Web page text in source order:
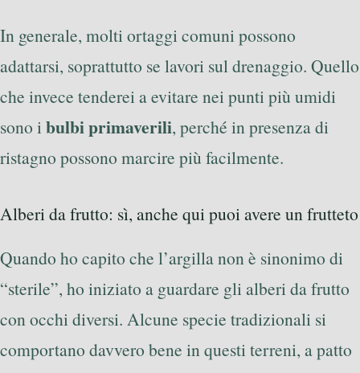
In generale, molti ortaggi comuni possono
adattarsi, soprattutto se lavori sul drenaggio. Quello
che invece tenderei a evitare nei punti più umidi
sono ibulbi primaverili, perché in presenza di
ristagno possono marcire più facilmente.
Alberi da frutto: sì, anche qui puoi avere un frutteto
Quando ho capito che l’argilla non è sinonimo di
“sterile”, ho iniziato a guardare gli alberi da frutto
con occhi diversi. Alcune specie tradizionali si
comportano davvero bene in questi terreni, a patto